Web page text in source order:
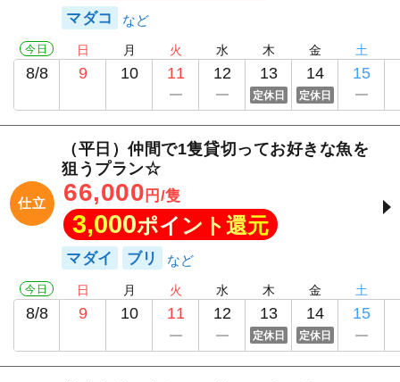
マダコ
今日
8/8
日
9
月
10
火
11
水
12
木
13
定休日
金
14
定休日
土
15
仕立
（平日）仲間で1隻貸切ってお好きな魚を
狙うプラン☆
66,000 円/隻
3,000ポイント還元
マダイ ブリ
今日
8/8
日
9
月
10
火
11
水
12
木
13
定休日
金
14
定休日
土
15